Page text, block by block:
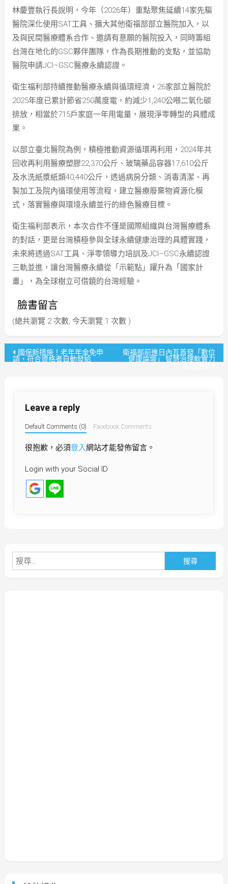
林慶豐執行長說明，今年（2026年）重點聚焦延續14家先驅
醫院深化使用SAT工具、擴大其他衛福部部立醫院加入，以
及與民間醫療體系合作、邀請有意願的醫院投入，同時籌組
台灣在地化的GSC夥伴團隊，作為長期推動的支點，並協助
醫院申請JCI–GSC醫療永續認證。
衛生福利部持續推動醫療永續與循環經濟，26家部立醫院於
2025年度已累計節省250萬度電，約減少1,240公噸二氧化碳
排放，相當於715戶家庭一年用電量，展現淨零轉型的具體成
果。
以部立臺北醫院為例，積極推動資源循環再利用，2024年共
回收再利用醫療塑膠22,370公斤、玻璃藥品容器17,610公斤
及水洗紙漿紙類40,440公斤，透過病房分類、消毒清潔、再
製加工及院內循環使用等流程，建立醫療廢棄物資源化模
式，落實醫療與環境永續並行的綠色醫療目標。
衛生福利部表示，本次合作不僅是國際組織與台灣醫療體系
的對話，更是台灣積極參與全球永續健康治理的具體實踐，
未來將透過SAT工具、淨零領導力培訓及JCI–GSC永續認證
三軌並進，讓台灣醫療永續從「示範點」躍升為「國家計
畫」，為全球樹立可借鏡的台灣經驗。
臉書留言
(總共瀏覽 2 次數, 今天瀏覽 1 次數 )
文國保新措施！老年年金免申
請，符合資格者自動發給
衛福部前進日內瓦首發「數位
健康論壇」 智慧治理軟實力
Leave a reply
Default Comments (0) Facebook Comments
很抱歉，必須登入網站才能發佈留言。
Login with your Social ID
尋